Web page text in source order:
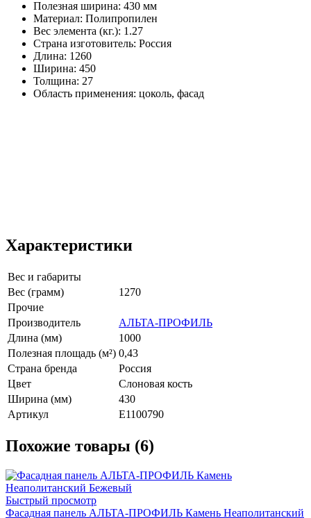
Полезная ширина: 430 мм
Материал: Полипропилен
Вес элемента (кг.): 1.27
Страна изготовитель: Россия
Длина: 1260
Ширина: 450
Толщина: 27
Область применения: цоколь, фасад
Характеристики
Вес и габариты
Вес (грамм)
1270
Прочие
Производитель
АЛЬТА-ПРОФИЛЬ
Длина (мм)
1000
Полезная площадь (м²) 0,43
Страна бренда
Россия
Цвет
Слоновая кость
Ширина (мм)
430
Артикул
E1100790
Похожие товары (6)
Быстрый просмотр
Фасадная панель АЛЬТА-ПРОФИЛЬ Камень Неаполитанский